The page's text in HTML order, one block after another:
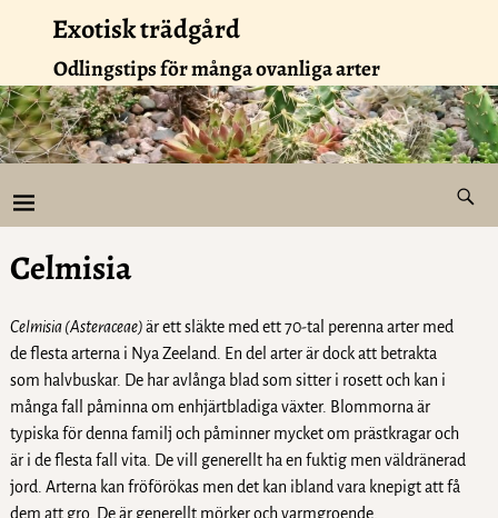
Exotisk trädgård
Odlingstips för många ovanliga arter
Celmisia
Celmisia (Asteraceae)är ett släkte med ett 70-tal perenna arter med
de flesta arterna i Nya Zeeland. En del arter är dock att betrakta
som halvbuskar. De har avlånga blad som sitter i rosett och kan i
många fall påminna om enhjärtbladiga växter. Blommorna är
typiska för denna familj och påminner mycket om prästkragar och
är i de flesta fall vita. De vill generellt ha en fuktig men väldränerad
jord. Arterna kan fröförökas men det kan ibland vara knepigt att få
dem att gro. De är generellt mörker och varmgroende.